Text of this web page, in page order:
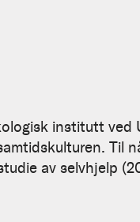
institutt ved
Til
av selvhjelp